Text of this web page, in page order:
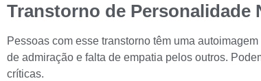
Transtorno de Personalidade
Pessoas com esse transtorno têm uma
de admiração e falta de empatia pelos outros.
críticas.